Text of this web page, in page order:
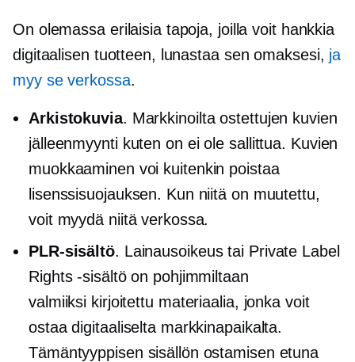
On olemassa erilaisia ​​tapoja, joilla voit hankkia
digitaalisen tuotteen, lunastaa sen omaksesi, ja
myy se verkossa.
Arkistokuvia. Markkinoilta ostettujen kuvien
jälleenmyynti kuten on ei ole sallittua. Kuvien
muokkaaminen voi kuitenkin poistaa
lisenssisuojauksen. Kun niitä on muutettu,
voit myydä niitä verkossa.
PLR-sisältö. Lainausoikeus tai Private Label
Rights -sisältö on pohjimmiltaan
valmiiksi kirjoitettu materiaalia, jonka voit
ostaa digitaaliselta markkinapaikalta.
Tämäntyyppisen sisällön ostamisen etuna